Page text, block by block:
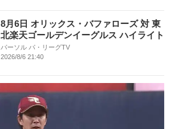
8月6日 オリックス・バファローズ 対 東
北楽天ゴールデンイーグルス ハイライト
パーソル パ・リーグTV
2026/8/6 21:40